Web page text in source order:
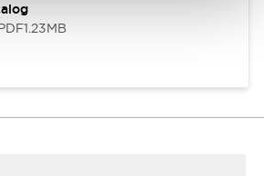
1.23MB